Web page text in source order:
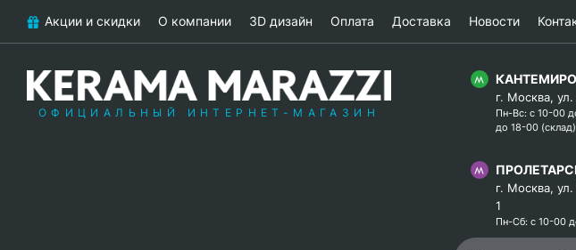
Акции и скидки О компании 3D дизайн Оплата Доставка Новости
ОФИЦИАЛЬНЫЙ ИНТЕРНЕТ-МАГАЗИН
г. Москва,
Пн-Вс: с 10-00
до 18-00 (склад)
г. Москва,
1
Пн-Сб: с 10-00